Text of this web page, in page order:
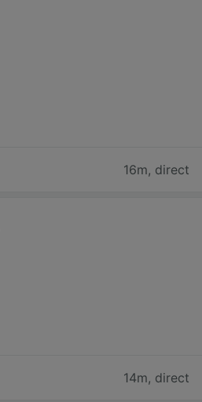
16m, direct
14m, direct